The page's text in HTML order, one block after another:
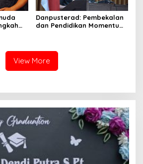
Danpusterad: Pembekalan
dan Pendidikan Momentum
View More